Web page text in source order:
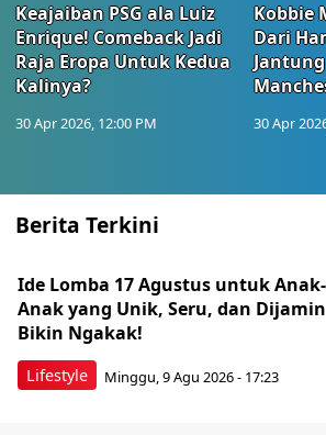
Keajaiban PSG ala Luiz
Enrique! Comeback Jadi
Raja Eropa Untuk Kedua
Kalinya?
30 Apr 2026, 12:00 PM
Kobbie
Dari
30 Apr
Berita Terkini
Lifestyle
Ide Lomba 17 Agustus untuk Anak-
Anak yang Unik, Seru, dan Dijamin
Bikin Ngakak!
Minggu, 9 Agu 2026 - 17:23